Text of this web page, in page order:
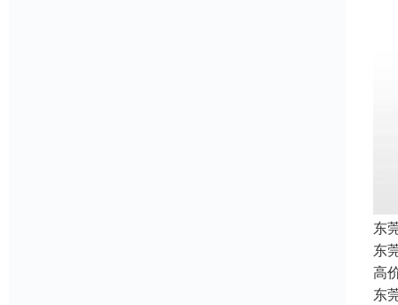
东
东
高
东